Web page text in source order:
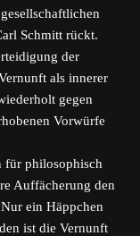
Schmitt rückt.
der
als innerer
gegen
Vorwürfe
für philosophisch
Auffächerung den
ein Häppchen
ist die Vernunft